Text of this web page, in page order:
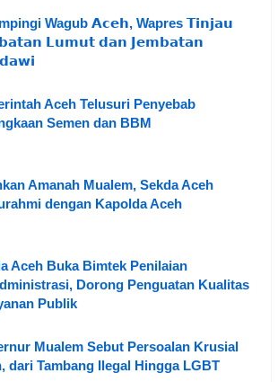
Wagub 𝗔𝗰𝗲𝗵, Wapres 𝗧𝗶𝗻𝗷𝗮𝘂
𝗟𝘂𝗺𝘂𝘁 𝗱𝗮𝗻 𝗝𝗲𝗺𝗯𝗮𝘁𝗮𝗻
Aceh Telusuri Penyebab
Semen dan BBM
Amanah Mualem, Sekda Aceh
dengan Kapolda Aceh
Aceh Buka Bimtek Penilaian
Dorong Penguatan Kualitas
Publik
Mualem Sebut Persoalan Krusial
dari Tambang Ilegal Hingga LGBT